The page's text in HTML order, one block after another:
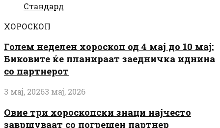
Стандард
ХОРОСКОП
Голем неделен хороскоп од 4 мај до 10 мај:
Биковите ќе планираат заедничка иднина
со партнерот
3 мај, 20263 мај, 2026
Овие три хороскопски знаци најчесто
завршуваат со погрешен партнер